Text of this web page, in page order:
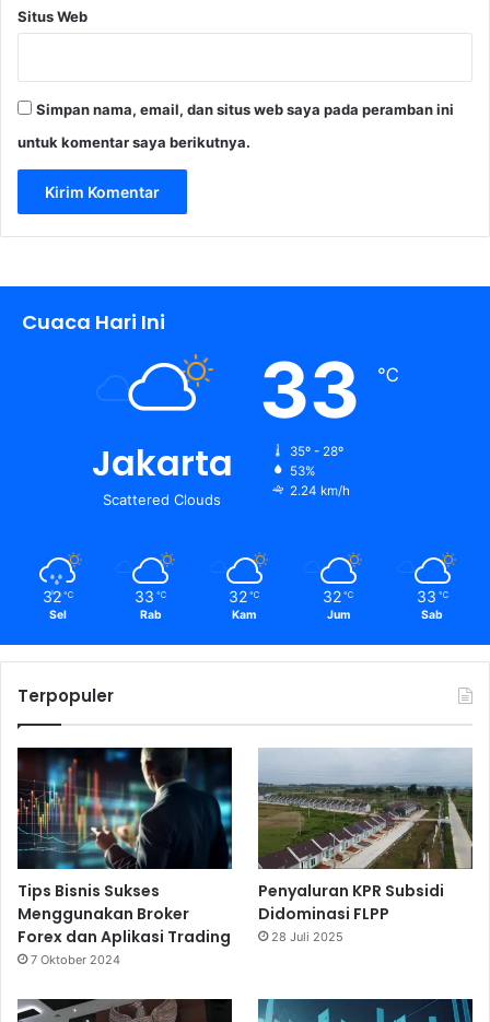
Situs Web
Simpan nama, email, dan situs web saya pada peramban ini
untuk komentar saya berikutnya.
Cuaca Hari Ini
Jakarta
Scattered Clouds
33 ℃
35º - 28º
53%
2.24 km/h
32 ℃
Sel
33 ℃
Rab
32 ℃
Kam
32 ℃
Jum
33 ℃
Sab
Terpopuler
Tips Bisnis Sukses
Menggunakan Broker
Forex dan Aplikasi Trading
7 Oktober 2024
Penyaluran KPR Subsidi
Didominasi FLPP
28 Juli 2025